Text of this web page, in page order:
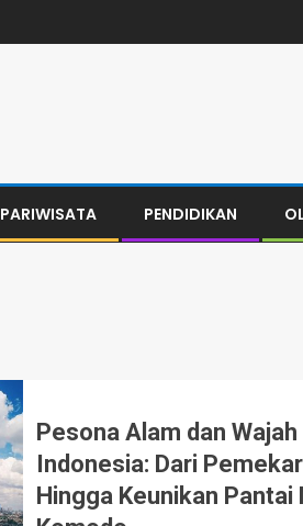
PARIWISATA PENDIDIKAN
Pesona Alam dan
Indonesia: Dari
Hingga Keunikan Pantai